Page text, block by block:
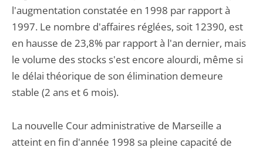
l'augmentation constatée en 1998 par rapport à
1997. Le nombre d'affaires réglées, soit 12390, est
en hausse de 23,8% par rapport à l'an dernier, mais
le volume des stocks s'est encore alourdi, même si
le délai théorique de son élimination demeure
stable (2 ans et 6 mois).
La nouvelle Cour administrative de Marseille a
atteint en fin d'année 1998 sa pleine capacité de